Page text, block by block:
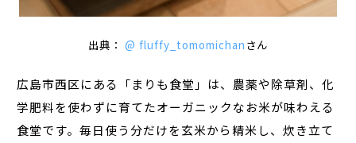
出典： @ fluffy_tomomichan さん
広島市西区にある「まりも食堂」は、農薬や除草剤、化
学肥料を使わずに育てたオーガニックなお米が味わえる
食堂です。毎日使う分だけを玄米から精米し、炊き立て